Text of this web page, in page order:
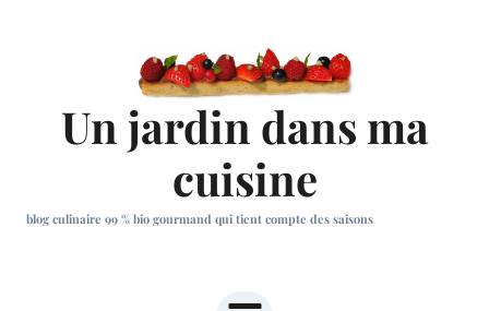
Un jardin dans ma
cuisine
blog culinaire 99 % bio gourmand qui tient compte des saisons